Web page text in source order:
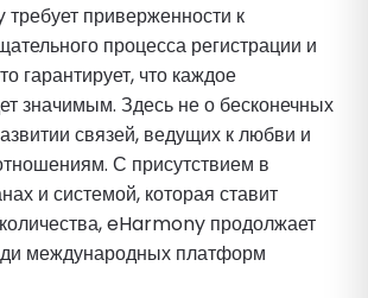
приверженности к
процесса регистрации и
гарантирует, что каждое
значимым. Здесь не о бесконечных
связей, ведущих к любви и
С присутствием в
и системой, которая ставит
eHarmony продолжает
международных платформ